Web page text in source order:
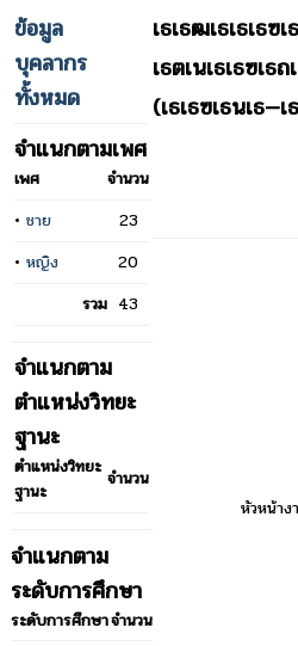
ข้อมูล
บุคลากร
ทั้งหมด
จำแนกตามเพศ
เพศ
จำนวน
• ชาย
23
• หญิง
20
รวม 43
จำแนกตาม
ตำแหน่งวิทยะ
ฐานะ
ตำแหน่งวิทยะ
ฐานะ
จำนวน
จำแนกตาม
ระดับการศึกษา
ระดับการศึกษาจำนวน
เธเธฒเธเธเธ
เธตเนเธเธฃเธ
(เธเธฃเธนเธ—เ
หัวหน้า